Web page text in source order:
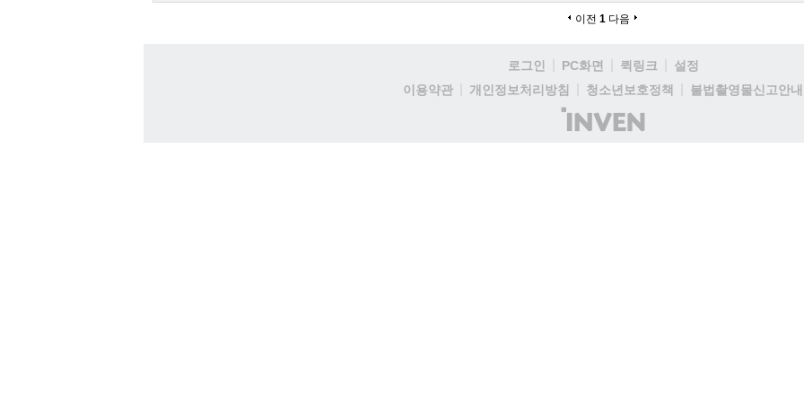
이전 1 다음
로그인 PC화면 퀵링크
설정
이용약관
개인정보처리방침 청소년보호정책
불법촬영물신고안내
(주)
인